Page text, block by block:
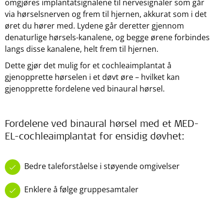
omgjøres implantatsignalene til nervesignaler som går
via hørselsnerven og frem til hjernen, akkurat som i det
øret du hører med. Lydene går deretter gjennom
denaturlige hørsels-kanalene, og begge ørene forbindes
langs disse kanalene, helt frem til hjernen.
Dette gjør det mulig for et cochleaimplantat å
gjenopprette hørselen i et døvt øre – hvilket kan
gjenopprette fordelene ved binaural hørsel.
Fordelene ved binaural hørsel med et MED-
EL-cochleaimplantat for ensidig døvhet:
Bedre taleforståelse i støyende omgivelser
Enklere å følge gruppesamtaler